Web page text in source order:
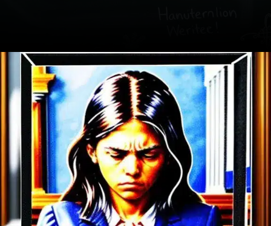
Openinghttps://ademilsoncs.adv.br/